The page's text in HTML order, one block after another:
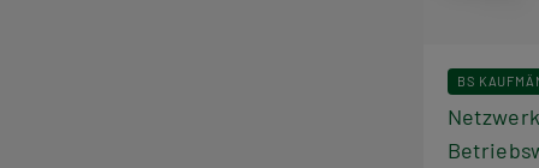
BS